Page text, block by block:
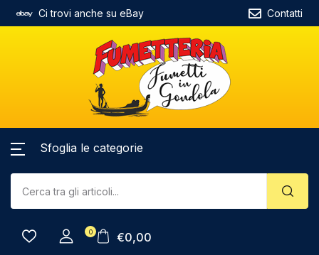
Ci trovi anche su eBay Contatti
Sfoglia le categorie
0 €0,00